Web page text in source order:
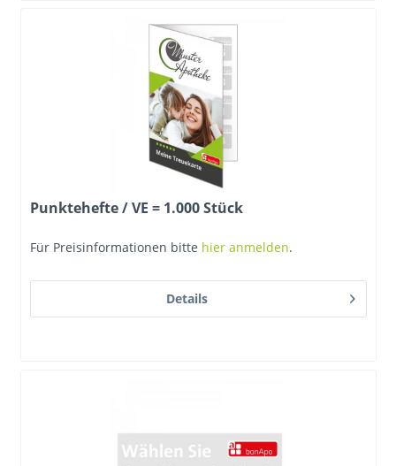
Punktehefte / VE = 1.000 Stück
Für Preisinformationen bitte hier anmelden.
Details